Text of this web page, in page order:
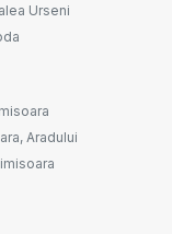
Urseni
Aradului